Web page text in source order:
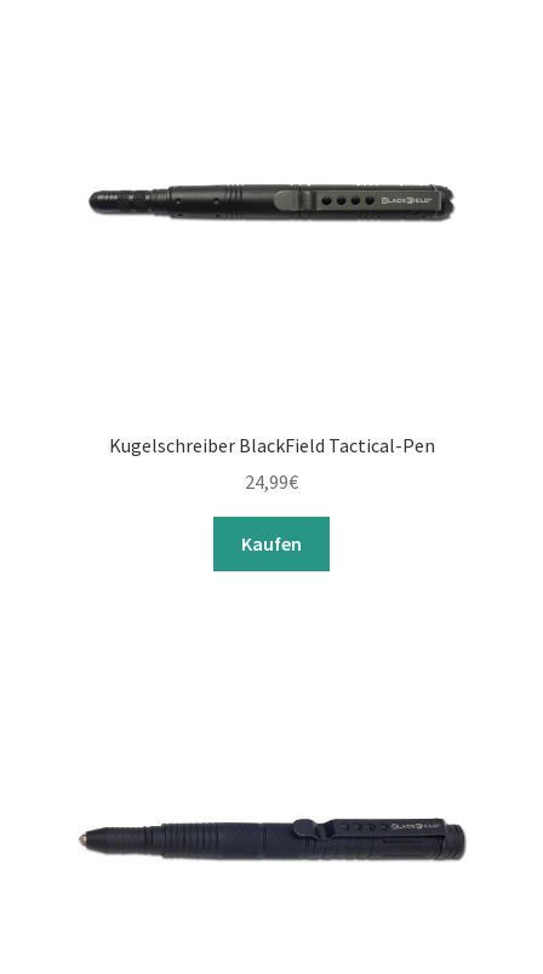
Kugelschreiber BlackField Tactical-Pen
24,99€
Kaufen